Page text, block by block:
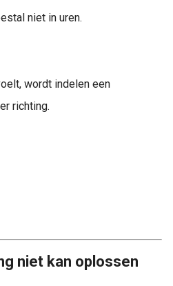
niet in uren.
wordt indelen een
richting.
niet kan oplossen